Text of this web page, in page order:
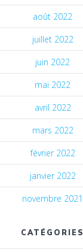
août 2022
juillet 2022
juin 2022
mai 2022
avril 2022
mars 2022
février 2022
janvier 2022
novembre 2021
CATÉGORIES